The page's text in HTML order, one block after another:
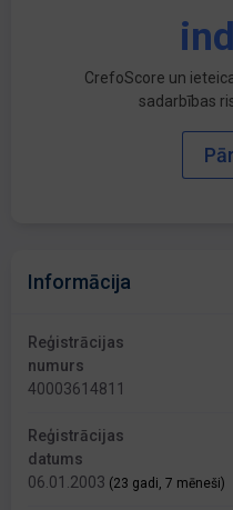
CrefoScore un
sadarbības
Informācija
Reģistrācijas
numurs
40003614811
Reģistrācijas
datums
06.01.2003 (23 gadi, 7 mēneši)